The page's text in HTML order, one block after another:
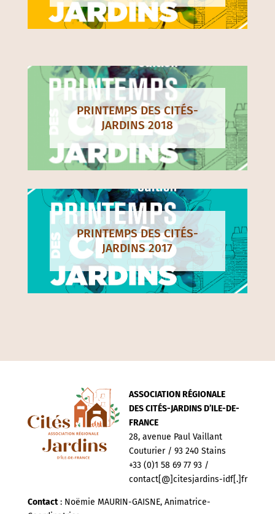
PRINTEMPS DES CITÉS-
JARDINS 2018
PRINTEMPS DES CITÉS-
JARDINS 2017
ASSOCIATION RÉGIONALE
DES CITÉS-JARDINS D’ILE-DE-
FRANCE
28, avenue Paul Vaillant
Couturier / 93 240 Stains
+33 (0)1 58 69 77 93 /
contact[@]citesjardins-idf[.]fr
Contact: Noëmie MAURIN-GAISNE, Animatrice-